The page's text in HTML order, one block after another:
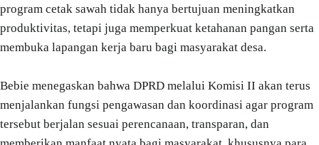
program cetak sawah tidak hanya bertujuan meningkatkan
produktivitas, tetapi juga memperkuat ketahanan pangan serta
membuka lapangan kerja baru bagi masyarakat desa.
Bebie menegaskan bahwa DPRD melalui Komisi II akan terus
menjalankan fungsi pengawasan dan koordinasi agar program
tersebut berjalan sesuai perencanaan, transparan, dan